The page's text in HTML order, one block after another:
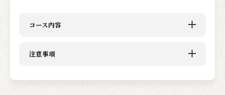
コース内容
注意事項